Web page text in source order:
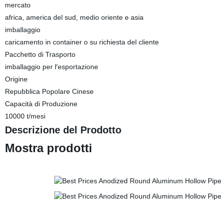
mercato
africa, america del sud, medio oriente e asia
imballaggio
caricamento in container o su richiesta del cliente
Pacchetto di Trasporto
imballaggio per l′esportazione
Origine
Repubblica Popolare Cinese
Capacità di Produzione
10000 t/mesi
Descrizione del Prodotto
Mostra prodotti